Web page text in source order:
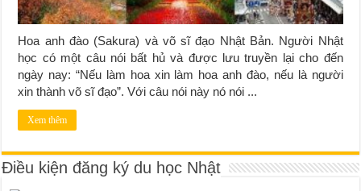
Hoa anh đào (Sakura) và võ sĩ đạo Nhật Bản. Người Nhật
học có một câu nói bất hủ và được lưu truyền lại cho đến
ngày nay: “Nếu làm hoa xin làm hoa anh đào, nếu là người
xin thành võ sĩ đạo”. Với câu nói này nó nói ...
Xem thêm
Điều kiện đăng ký du học Nhật